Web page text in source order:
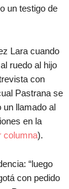
un testigo de
Lara cuando
ruedo al hijo
con
Pastrana se
llamado al
en la
columna).
“luego
con pedido